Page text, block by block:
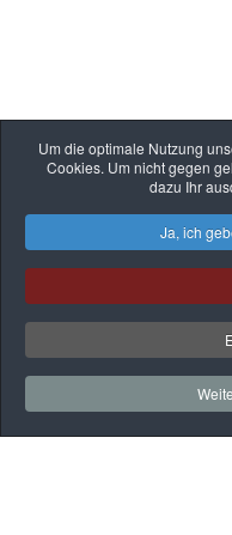
Um die optimale Nutzung
Cookies. Um nicht gegen
dazu Ihr
Ja, ich